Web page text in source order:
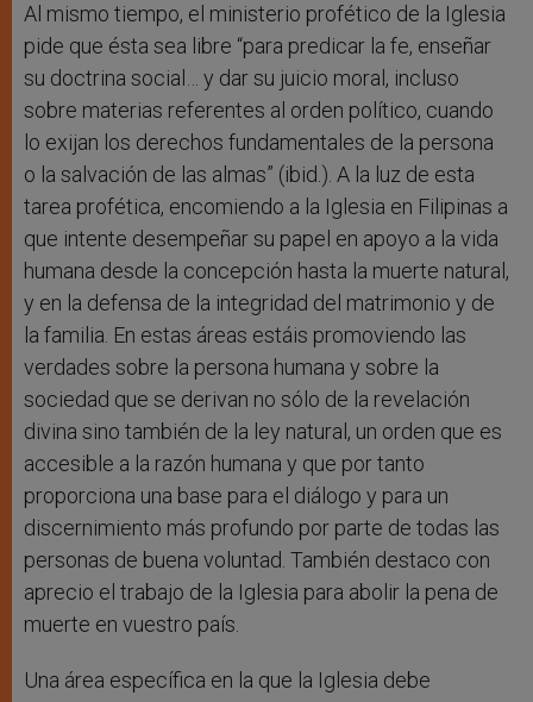
Al mismo tiempo, el ministerio profético de la Iglesia
pide que ésta sea libre “para predicar la fe, enseñar
su doctrina social… y dar su juicio moral, incluso
sobre materias referentes al orden político, cuando
lo exijan los derechos fundamentales de la persona
o la salvación de las almas” (ibid.). A la luz de esta
tarea profética, encomiendo a la Iglesia en Filipinas a
que intente desempeñar su papel en apoyo a la vida
humana desde la concepción hasta la muerte natural,
y en la defensa de la integridad del matrimonio y de
la familia. En estas áreas estáis promoviendo las
verdades sobre la persona humana y sobre la
sociedad que se derivan no sólo de la revelación
divina sino también de la ley natural, un orden que es
accesible a la razón humana y que por tanto
proporciona una base para el diálogo y para un
discernimiento más profundo por parte de todas las
personas de buena voluntad. También destaco con
aprecio el trabajo de la Iglesia para abolir la pena de
muerte en vuestro país.
Una área específica en la que la Iglesia debe